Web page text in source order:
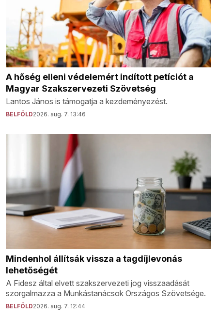
A hőség elleni védelemért indított petíciót a
Magyar Szakszervezeti Szövetség
Lantos János is támogatja a kezdeményezést.
BELFÖLD2026. aug. 7. 13:46
Mindenhol állítsák vissza a tagdíjlevonás
lehetőségét
A Fidesz által elvett szakszervezeti jog visszaadását
szorgalmazza a Munkástanácsok Országos Szövetsége.
BELFÖLD2026. aug. 7. 12:44